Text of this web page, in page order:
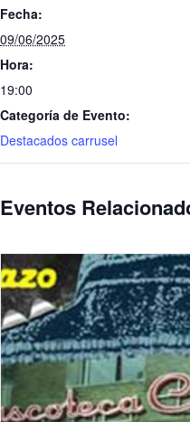
Fecha:
09/06/2025
Hora:
19:00
Categoría de Evento:
Destacados carrusel
Eventos